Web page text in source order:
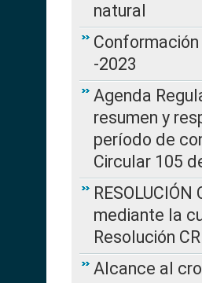
natural
-2023
Agenda
resumen y
período de
Circular 105
mediante la
Resolución
Alcance al